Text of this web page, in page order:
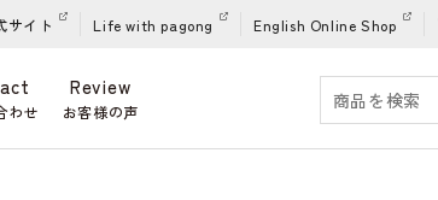
サイト Life with pagong English Online Shop
わせ
Review
お客様の声